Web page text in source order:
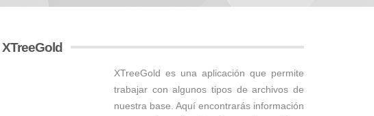
XTreeGold es una aplicación que permite
trabajar con algunos tipos de archivos de
nuestra base. Aquí encontrarás información